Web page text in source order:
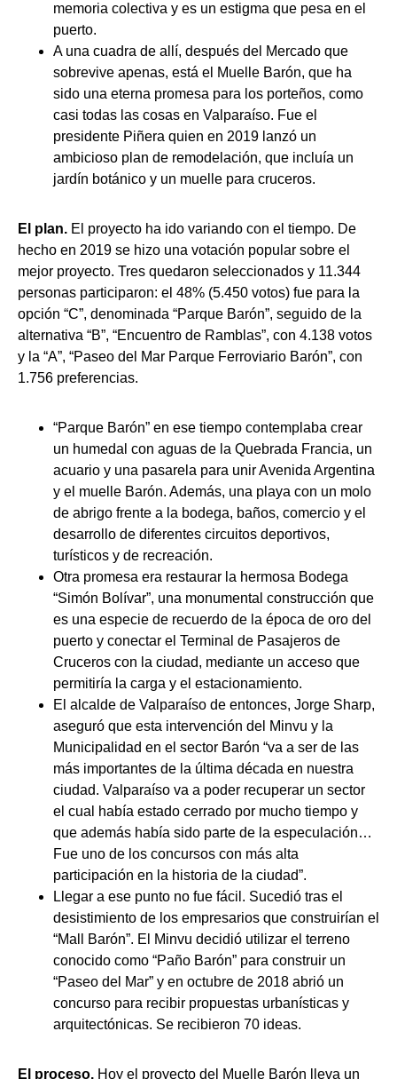
memoria colectiva y es un estigma que pesa en el
puerto.
A una cuadra de allí, después del Mercado que
sobrevive apenas, está el Muelle Barón, que ha
sido una eterna promesa para los porteños, como
casi todas las cosas en Valparaíso. Fue el
presidente Piñera quien en 2019 lanzó un
ambicioso plan de remodelación, que incluía un
jardín botánico y un muelle para cruceros.
El plan. El proyecto ha ido variando con el tiempo. De
hecho en 2019 se hizo una votación popular sobre el
mejor proyecto. Tres quedaron seleccionados y 11.344
personas participaron: el 48% (5.450 votos) fue para la
opción “C”, denominada “Parque Barón”, seguido de la
alternativa “B”, “Encuentro de Ramblas”, con 4.138 votos
y la “A”, “Paseo del Mar Parque Ferroviario Barón”, con
1.756 preferencias.
“Parque Barón” en ese tiempo contemplaba crear
un humedal con aguas de la Quebrada Francia, un
acuario y una pasarela para unir Avenida Argentina
y el muelle Barón. Además, una playa con un molo
de abrigo frente a la bodega, baños, comercio y el
desarrollo de diferentes circuitos deportivos,
turísticos y de recreación.
Otra promesa era restaurar la hermosa Bodega
“Simón Bolívar”, una monumental construcción que
es una especie de recuerdo de la época de oro del
puerto y conectar el Terminal de Pasajeros de
Cruceros con la ciudad, mediante un acceso que
permitiría la carga y el estacionamiento.
El alcalde de Valparaíso de entonces, Jorge Sharp,
aseguró que esta intervención del Minvu y la
Municipalidad en el sector Barón “va a ser de las
más importantes de la última década en nuestra
ciudad. Valparaíso va a poder recuperar un sector
el cual había estado cerrado por mucho tiempo y
que además había sido parte de la especulación…
Fue uno de los concursos con más alta
participación en la historia de la ciudad”.
Llegar a ese punto no fue fácil. Sucedió tras el
desistimiento de los empresarios que construirían el
“Mall Barón”. El Minvu decidió utilizar el terreno
conocido como “Paño Barón” para construir un
“Paseo del Mar” y en octubre de 2018 abrió un
concurso para recibir propuestas urbanísticas y
arquitectónicas. Se recibieron 70 ideas.
El proceso. Hoy el proyecto del Muelle Barón lleva un